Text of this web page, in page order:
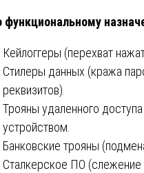
функциональному
Кейлоггеры (перехват
Стилеры данных (кража
реквизитов).
Трояны удаленного
устройством.
Банковские трояны
Сталкерское ПО (слежение